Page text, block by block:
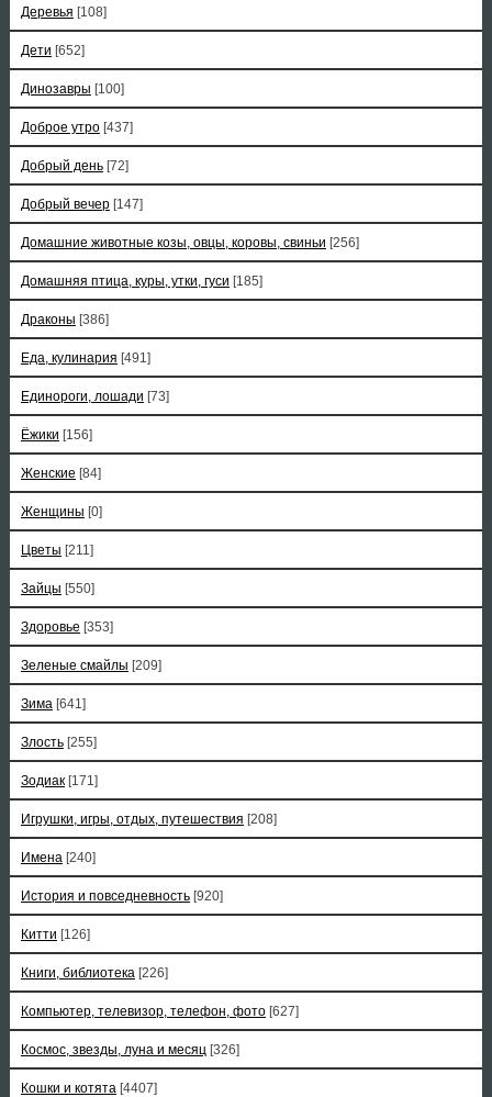
Деревья [108]
Дети [652]
Динозавры [100]
Доброе утро [437]
Добрый день [72]
Добрый вечер [147]
Домашние животные козы, овцы, коровы, свиньи [256]
Домашняя птица, куры, утки, гуси [185]
Драконы [386]
Еда, кулинария [491]
Единороги, лошади [73]
Ёжики [156]
Женские [84]
Женщины [0]
Цветы [211]
Зайцы [550]
Здоровье [353]
Зеленые смайлы [209]
Зима [641]
Злость [255]
Зодиак [171]
Игрушки, игры, отдых, путешествия [208]
Имена [240]
История и повседневность [920]
Китти [126]
Книги, библиотека [226]
Компьютер, телевизор, телефон, фото [627]
Космос, звезды, луна и месяц [326]
Кошки и котята [4407]